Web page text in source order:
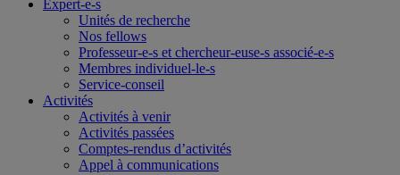
Expert-e-s
Unités de recherche
Nos fellows
Professeur-e-s et chercheur-euse-s associé-e-s
Membres individuel-le-s
Service-conseil
Activités
Activités à venir
Activités passées
Comptes-rendus d’activités
Appel à communications